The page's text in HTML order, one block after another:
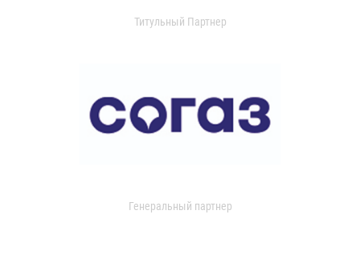
Титульный Партнер
Генеральный партнер